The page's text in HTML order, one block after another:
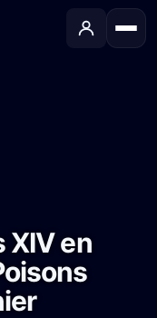
XIV en